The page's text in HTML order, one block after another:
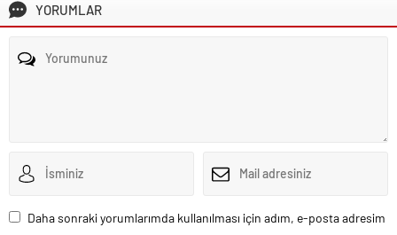
YORUMLAR
Daha sonraki yorumlarımda kullanılması için adım, e-posta adresim